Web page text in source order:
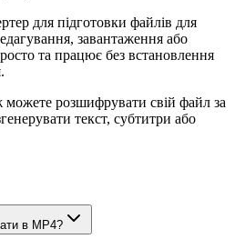
для підготовки файлів для
завантаження або
та працює без встановлення
можете розшифрувати свій файл за
текст, субтитри або
в MP4?